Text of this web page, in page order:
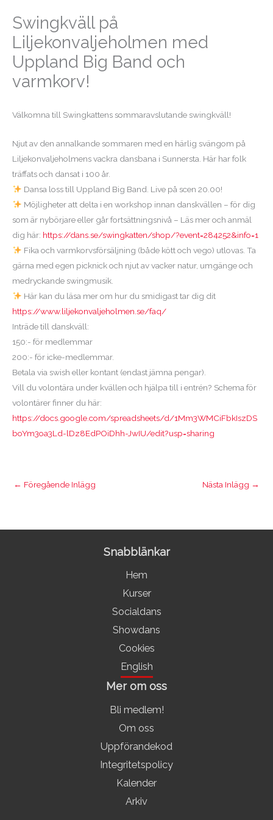
Swingkväll på
Liljekonvaljeholmen med
Uppland Big Band och
varmkorv!
Välkomna till Swingkattens sommaravslutande swingkväll!
Njut av den annalkande sommaren med en härlig svängom på
Liljekonvaljeholmens vackra dansbana i Sunnersta. Här har folk
träffats och dansat i 100 år.
Dansa loss till Uppland Big Band. Live på scen 20.00!
Möjligheter att delta i en workshop innan danskvällen – för dig
som är nybörjare eller går fortsättningsnivå – Läs mer och anmäl
dig här: https://dans.se/swingkatten/shop/?event=284252&info=1
Fika och varmkorvsförsäljning (både kött och vego) utlovas. Ta
gärna med egen picknick och njut av vacker natur, umgänge och
medryckande swingmusik.
Här kan du läsa mer om hur du smidigast tar dig dit
https://www.liljekonvaljeholmen.se/faq/
Inträde till danskväll:
150:- för medlemmar
200:- för icke-medlemmar.
Betala via swish eller kontant (endast jämna pengar).
Vill du volontära under kvällen och hjälpa till i entrén? Schema för
volontärer finner du här:
https://docs.google.com/spreadsheets/d/1Mm3WMCiFbkIszDS
boYm3oa3Ld-lDz8EdPOiDhh-JwIU/edit?usp=sharing
← Föregående Inlägg Nästa Inlägg →
Snabblänkar
Hem
Kurser
Socialdans
Showdans
Cookies
English
Mer om oss
Bli medlem!
Om oss
Uppförandekod
Integritetspolicy
Kalender
Arkiv